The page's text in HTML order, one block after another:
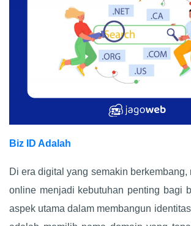
Biz ID Adalah
Di era digital yang semakin
online menjadi kebutuhan penting bagi
aspek utama dalam membangun